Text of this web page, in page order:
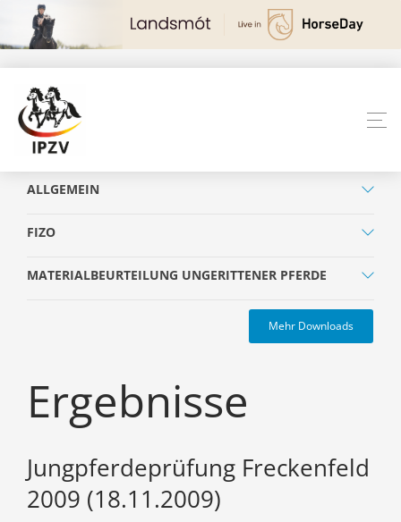
ALLGEMEIN
FIZO
MATERIALBEURTEILUNG UNGERITTENER PFERDE
Mehr Downloads
Ergebnisse
Jungpferdeprüfung Freckenfeld
2009 (18.11.2009)